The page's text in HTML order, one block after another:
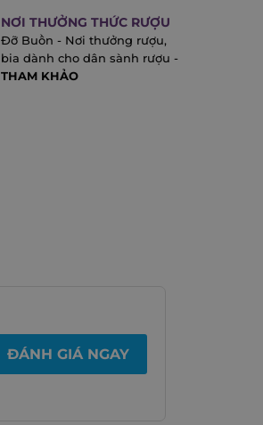
NƠI THƯỞNG THỨC RƯỢU
Đỡ Buồn - Nơi thưởng rượu,
bia dành cho dân sành rượu -
THAM KHẢO
ĐÁNH GIÁ NGAY